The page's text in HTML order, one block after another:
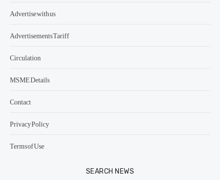
Advertise with us
Advertisements Tariff
Circulation
MSME Details
Contact
Privacy Policy
Terms of Use
SEARCH NEWS